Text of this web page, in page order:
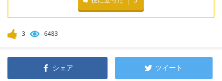
3 6483
シェア ツイート